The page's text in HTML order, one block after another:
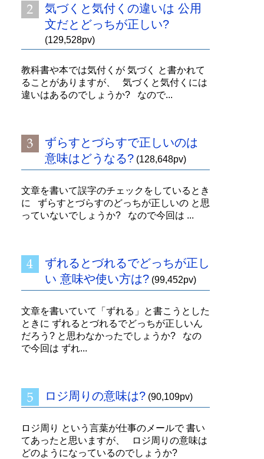
気づくと気付くの違いは 公用
文だとどっちが正しい?
(129,528pv)
教科書や本では気付くが 気づく と書かれて
ることがありますが、 気づくと気付くには
違いはあるのでしょうか? なので...
ずらすとづらすで正しいのは
意味はどうなる? (128,648pv)
文章を書いて誤字のチェックをしているとき
に ずらすとづらすのどっちが正しいの と思
っていないでしょうか? なので今回は ...
ずれるとづれるでどっちが正し
い 意味や使い方は? (99,452pv)
文章を書いていて「ずれる」と書こうとした
ときに ずれるとづれるでどっちが正しいん
だろう? と思わなかったでしょうか? なの
で今回は ずれ...
ロジ周りの意味は? (90,109pv)
ロジ周り という言葉が仕事のメールで 書い
てあったと思いますが、 ロジ周りの意味は
どのようになっているのでしょうか?